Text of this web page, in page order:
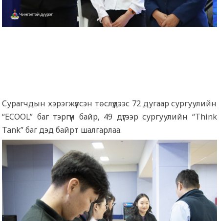
Сурагчдын хэрэгжүүлсэн төслүүдээс 72 дугаар сургуулийн
“ECOOL” баг тэргүүн байр, 49 дүгээр сургуулийн “Think
Tank” баг дэд байрт шалгарлаа.